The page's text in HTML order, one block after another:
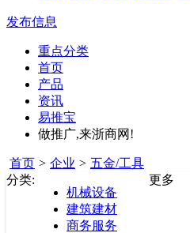
发布信息
重点分类
首页
产品
资讯
易推宝
做推广,来浙商网!
首页 > 企业 > 五金/工具
分类:
机械设备
建筑建材
商务服务
更多